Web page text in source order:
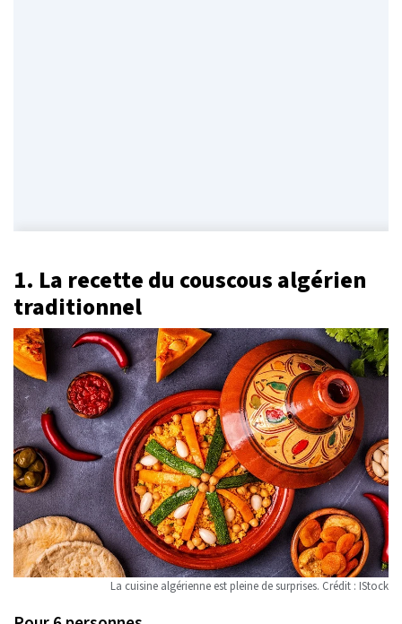
1. La recette du couscous algérien
traditionnel
La cuisine algérienne est pleine de surprises. Crédit : IStock